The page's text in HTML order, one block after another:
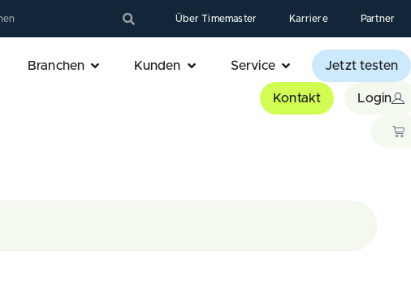
Über Timemaster Karriere Partner
Branchen Kunden Service Jetzt testen
Kontakt Login